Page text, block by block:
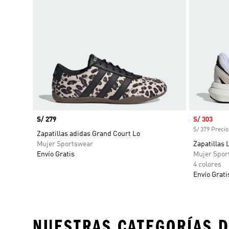
Precio
S/ 279
Zapatillas adidas Grand Court Lo
Mujer Sportswear
Envío Gratis
Precio de
S/ 303
S/ 379
Zapatillas
Mujer
4 colores
Envío